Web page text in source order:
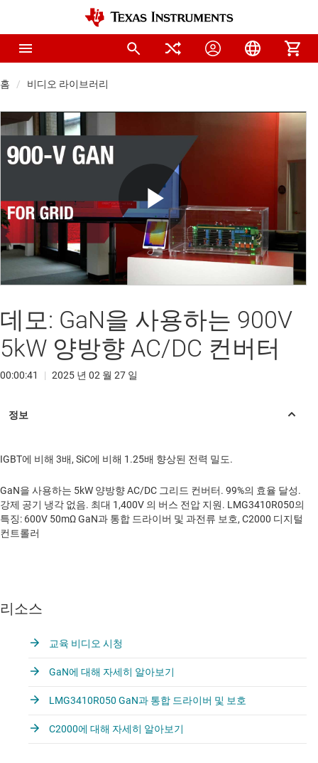
홈 비디오 라이브러리
Play
Video
데모: GaN을 사용하는 900V
5kW 양방향 AC/DC 컨버터
00:00:41 | 2025 년 02 월 27 일
IGBT에 비해 3배, SiC에 비해 1.25배 향상된 전력 밀도.
GaN을 사용하는 5kW 양방향 AC/DC 그리드 컨버터. 99%의 효율 달성.
강제 공기 냉각 없음. 최대 1,400V 의 버스 전압 지원. LMG3410R050의
특징: 600V 50mΩ GaN과 통합 드라이버 및 과전류 보호, C2000 디지털
컨트롤러
리소스
교육 비디오 시청
GaN에 대해 자세히 알아보기
LMG3410R050 GaN과 통합 드라이버 및 보호
C2000에 대해 자세히 알아보기